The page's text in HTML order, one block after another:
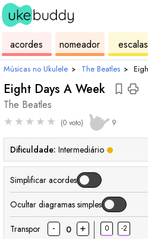
acordes ukulelenomeador
de
acordes
escalas
Músicas no Ukulele › The Beatles ›
Eight Days A Week
The Beatles
★ ★ ★ ★ ★ (0 voto) 9
Dificuldade: Intermediário
Simplificar acordes
Ocultar diagramas simples
Transpor - 0 + 0 -2